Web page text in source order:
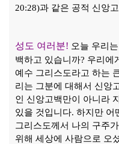
20:28)과 같은 공적 신앙
성도 여러분! 오늘 우리
백하고 있습니까? 우리에
예수 그리스도라고 하는
리는 그분에 대해서 신앙
인 신앙고백만이 아니라
있을 것입니다. 하지만 어
그리스도께서 나의 구주
위해 세상에 사람으로 오